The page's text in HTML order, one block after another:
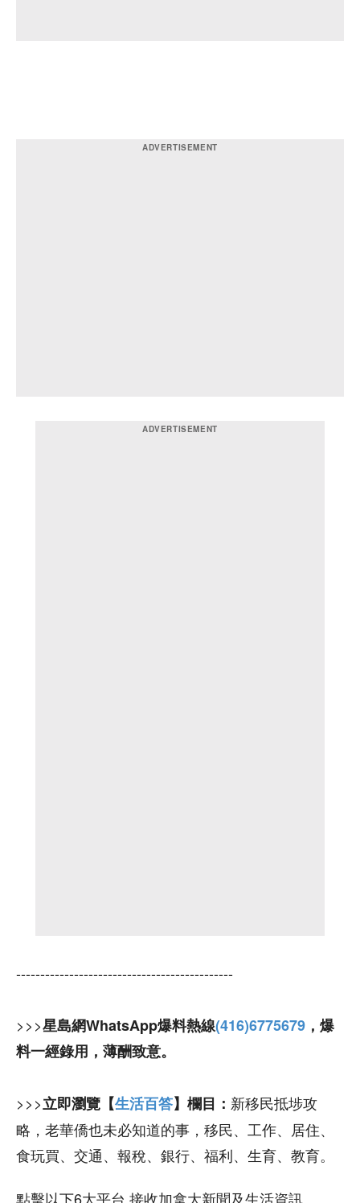
---------------------------------------------
>>>星島網WhatsApp爆料熱線(416)6775679 ，爆
料一經錄用，薄酬致意。
>>>立即瀏覽【生活百答】欄目： 新移民抵埗攻
略，老華僑也未必知道的事，移民、工作、居住、
食玩買、交通、報稅、銀行、福利、生育、教育。
點擊以下6大平台 接收加拿大新聞及生活資訊